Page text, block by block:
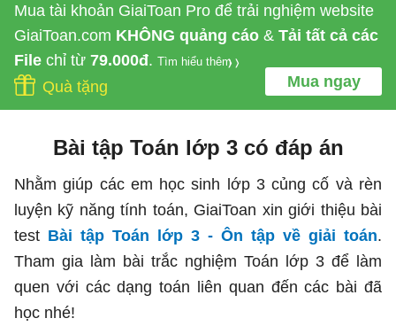
Mua tài khoản GiaiToan Pro để trải nghiệm website
GiaiToan.com KHÔNG quảng cáo & Tải tất cả các
File chỉ từ 79.000đ. Tìm hiểu thêm
Mua ngay
Quà tặng
Bài tập Toán lớp 3 có đáp án
Nhằm giúp các em học sinh lớp 3 củng cố và rèn
luyện kỹ năng tính toán, GiaiToan xin giới thiệu bài
test Bài tập Toán lớp 3 - Ôn tập về giải toán.
Tham gia làm bài trắc nghiệm Toán lớp 3 để làm
quen với các dạng toán liên quan đến các bài đã
học nhé!